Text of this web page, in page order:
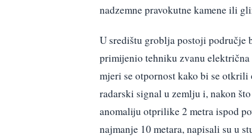
nadzemne pravokutne kamene ili
U središtu groblja postoji područje
primijenio tehniku zvanu
mjeri se otpornost kako bi se
radarski signal u zemlju i, nakon
anomaliju otprilike 2 metra ispod
najmanje 10 metara, napisali su u